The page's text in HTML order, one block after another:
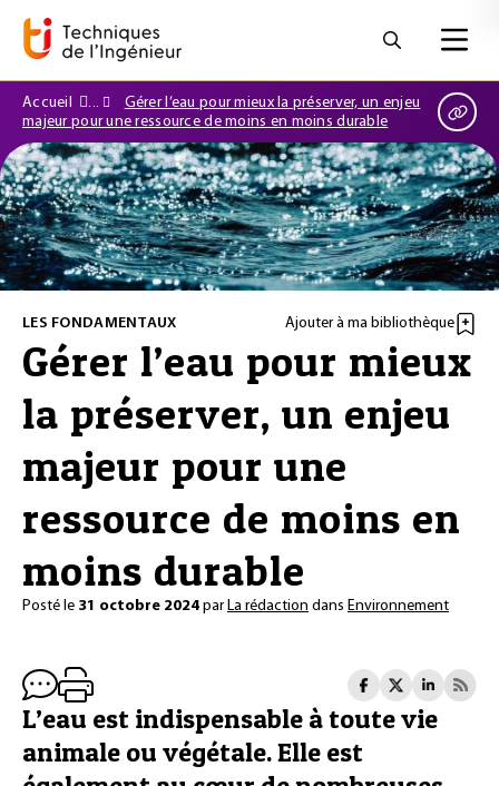
Accueil
Gérer l’eau pour mieux la préserver, un enjeu
majeur pour une ressource de moins en moins durable
LES FONDAMENTAUX Ajouter à ma bibliothèque
Gérer l’eau pour mieux
la préserver, un enjeu
majeur pour une
ressource de moins en
moins durable
Posté le 31 octobre 2024 parLa rédaction dans Environnement
L’eau est indispensable à toute vie
animale ou végétale. Elle est